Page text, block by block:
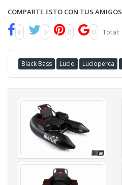
COMPARTE ESTO CON TUS AMIGOS
0 0 0 0 Total:
Black Bass Lucio Lucioperca